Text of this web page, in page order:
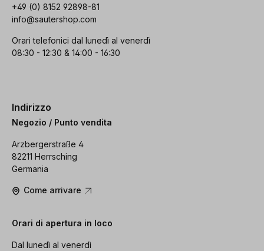
+49 (0) 8152 92898-81
info@sautershop.com
Orari telefonici dal lunedì al venerdì
08:30 - 12:30 & 14:00 - 16:30
Indirizzo
Negozio / Punto vendita
Arzbergerstraße 4
82211 Herrsching
Germania
Come arrivare
Orari di apertura in loco
Dal lunedì al venerdì